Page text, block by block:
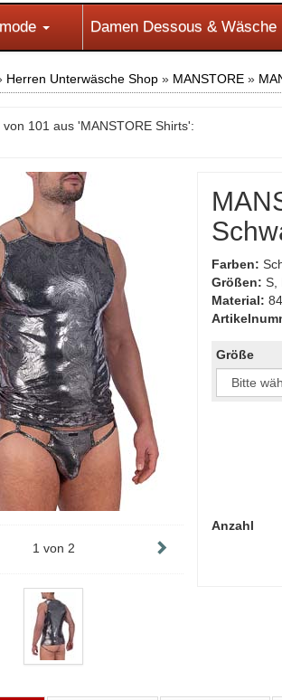
Damen Dessous & Wäsche
Herren Unterwäsche Shop » MANSTORE»
von 101 aus 'MANSTORE Shirts':
1 von 2
Farben:
Größen: S,
Material:
Größe
Anzahl